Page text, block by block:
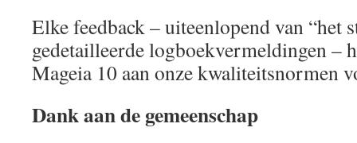
Elke feedback – uiteenlopend van “het
gedetailleerde logboekvermeldingen –
Mageia 10 aan onze kwaliteitsnormen
Dank aan de gemeenschap